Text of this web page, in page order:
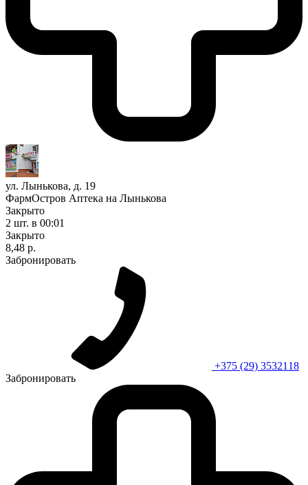
ул. Лынькова, д. 19
ФармОстров Аптека на Лынькова
Закрыто
2 шт. в 00:01
Закрыто
8,48 р.
Забронировать
+375 (29) 3532118
Забронировать